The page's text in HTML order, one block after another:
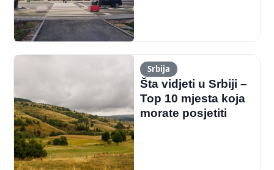
Srbija
Šta vidjeti u Srbiji –
Top 10 mjesta koja
morate posjetiti